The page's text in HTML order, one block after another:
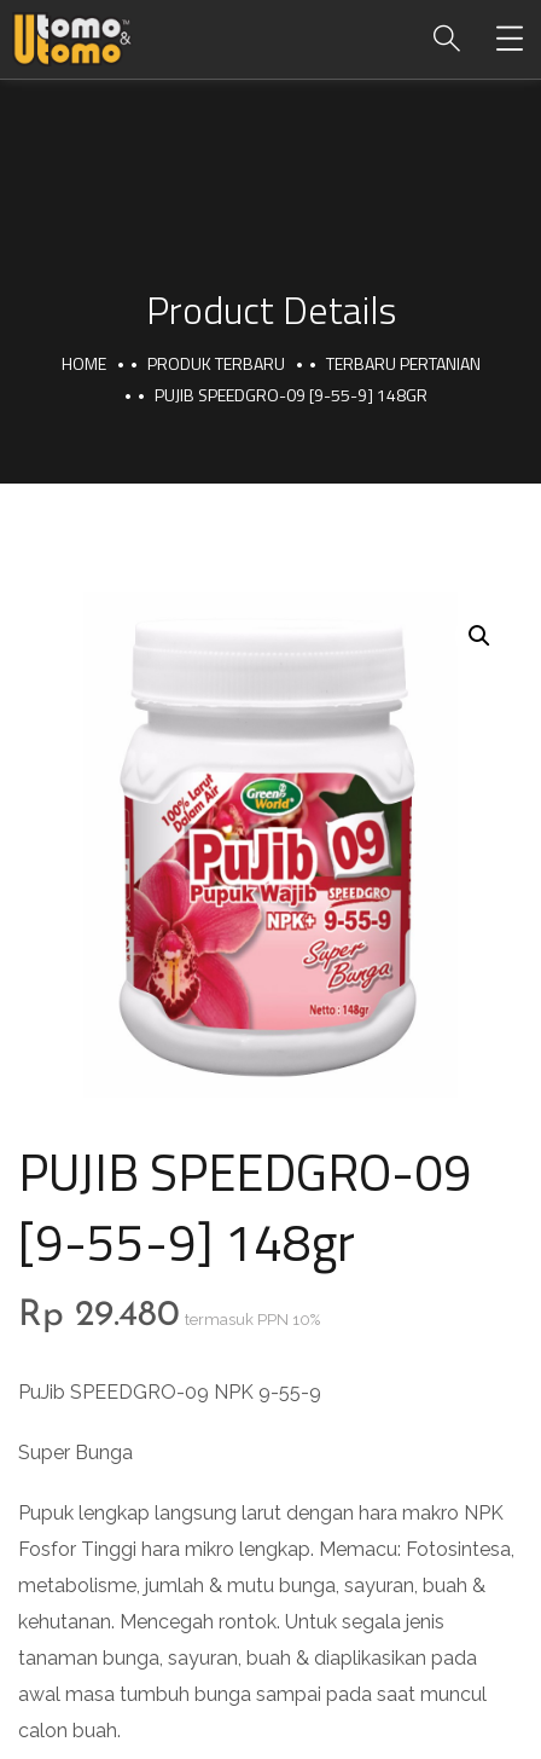
Product Details
HOME PRODUK TERBARU
TERBARU PERTANIAN
PUJIB SPEEDGRO-09 [9-55-9] 148GR
PUJIB SPEEDGRO-09
[9-55-9] 148gr
Rp 29.480 termasuk PPN 10%
PuJib SPEEDGRO-09 NPK 9-55-9
Super Bunga
Pupuk lengkap langsung larut dengan hara makro NPK
Fosfor Tinggi hara mikro lengkap. Memacu: Fotosintesa,
metabolisme, jumlah & mutu bunga, sayuran, buah &
kehutanan. Mencegah rontok. Untuk segala jenis
tanaman bunga, sayuran, buah & diaplikasikan pada
awal masa tumbuh bunga sampai pada saat muncul
calon buah.